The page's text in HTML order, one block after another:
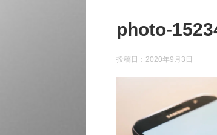
photo-
投稿日： 2020年9月3日